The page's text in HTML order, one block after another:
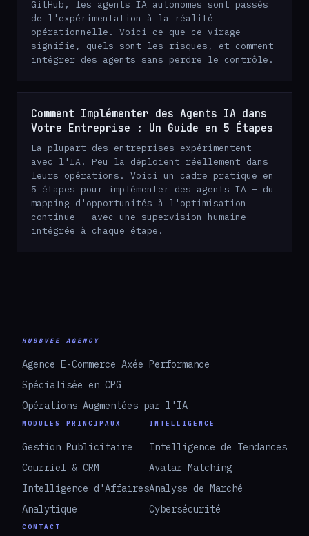
GitHub, les agents IA autonomes sont passés
de l'expérimentation à la réalité
opérationnelle. Voici ce que ce virage
signifie, quels sont les risques, et comment
intégrer des agents sans perdre le contrôle.
Comment Implémenter des Agents IA dans
Votre Entreprise : Un Guide en 5 Étapes
La plupart des entreprises expérimentent
avec l'IA. Peu la déploient réellement dans
leurs opérations. Voici un cadre pratique en
5 étapes pour implémenter des agents IA — du
mapping d'opportunités à l'optimisation
continue — avec une supervision humaine
intégrée à chaque étape.
HUBBVEE AGENCY
Agence E-Commerce Axée Performance
Spécialisée en CPG
Opérations Augmentées par l'IA
MODULES PRINCIPAUX
Gestion Publicitaire
Courriel & CRM
Intelligence d'Affaires
Analytique
INTELLIGENCE
Intelligence de Tendances
Avatar Matching
Analyse de Marché
Cybersécurité
CONTACT